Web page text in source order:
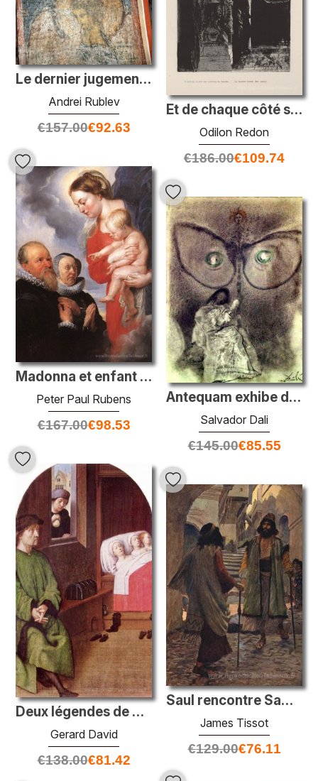
Et de chaque côté se trouvent des colonnes de basalte, ... la lu
Odilon Redon
€186.00€109.74
Le dernier jugement: trompette ange
Andrei Rublev
€157.00€92.63
Madonna et enfant avec les donateurs Alexandre Goubeau et sa fem
Peter Paul Rubens
€167.00€98.53
Antequam exhibe de vulva sactificavite (Jérémie 1: 5)
Salvador Dali
€145.00€85.55
Deux légendes de Saint-Nicolas
Gerard David
€138.00€81.42
Saul rencontre Samuel
James Tissot
€129.00€76.11